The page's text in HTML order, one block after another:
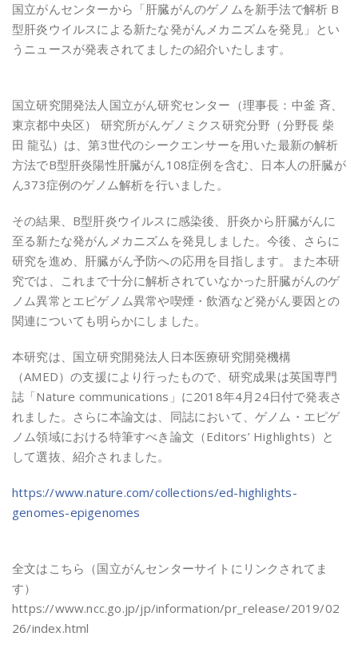
国立がんセンターから「肝臓がんのゲノムを新手法で解析 B
型肝炎ウイルスによる新たな発がんメカニズムを発見」とい
うニュースが発表されてましたの紹介いたします。
国立研究開発法人国立がん研究センター（理事長：中釜 斉、
東京都中央区） 研究所がんゲノミクス研究分野（分野長 柴
田 龍弘）は、第3世代のシークエンサーを用いた最新の解析
方法でB型肝炎陽性肝臓がん108症例を含む、日本人の肝臓が
ん373症例のゲノム解析を行いました。
その結果、B型肝炎ウイルスに感染後、肝炎から肝臓がんに
至る新たな発がんメカニズムを発見しました。今後、さらに
研究を進め、肝臓がん予防への応用を目指します。また本研
究では、これまで十分に解析されていなかった肝臓がんのゲ
ノム異常とエピゲノム異常や喫煙・飲酒など発がん要因との
関連についても明らかにしました。
本研究は、国立研究開発法人日本医療研究開発機構
（AMED）の支援により行ったもので、研究成果は英国専門
誌「Nature communications」に2018年4月24日付で発表さ
れました。さらに本論文は、同誌において、ゲノム・エピゲ
ノム領域における特筆すべき論文（Editors’ Highlights）と
して選抜、紹介されました。
https://www.nature.com/collections/ed-highlights-
genomes-epigenomes
全文はこちら（国立がんセンターサイトにリンクされてま
す）
https://www.ncc.go.jp/jp/information/pr_release/2019/02
26/index.html